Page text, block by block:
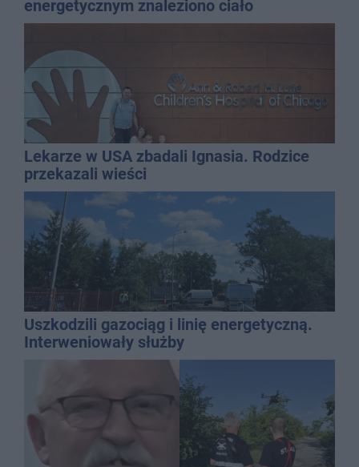
energetycznym znaleziono ciało
mężczyzny
Lekarze w USA zbadali Ignasia. Rodzice
przekazali wieści
Uszkodzili gazociąg i linię energetyczną.
Interweniowały służby